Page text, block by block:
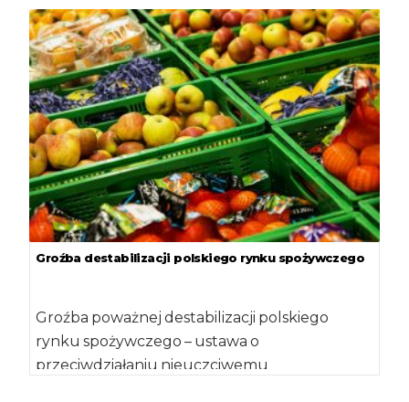
Groźba destabilizacji polskiego rynku spożywczego
Groźba poważnej destabilizacji polskiego
rynku spożywczego – ustawa o
przeciwdziałaniu nieuczciwemu